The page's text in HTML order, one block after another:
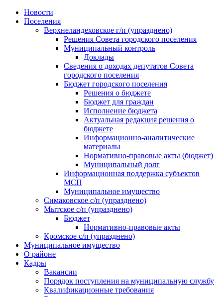
Skip
Новости
Поселения
Верхнеландеховское г/п (упразднено)
Решения Совета городского поселения
Муниципальный контроль
Доклады
Сведения о доходах депутатов Совета
городского поселения
Бюджет городского поселения
Решения о бюджете
Бюджет для граждан
Исполнение бюджета
Актуальная редакция решения о
бюджете
Информационно-аналитические
материалы
Нормативно-правовые акты (бюджет)
Муниципальный долг
Информационная поддержка субъектов
МСП
Муниципальное имущество
Симаковское с/п (упразднено)
Мытское с/п (упразднено)
Бюджет
Нормативно-правовые акты
Кромское с/п (упразднено)
Муниципальное имущество
О районе
Кадры
Вакансии
Порядок поступления на муниципальную службу
Квалификационные требования